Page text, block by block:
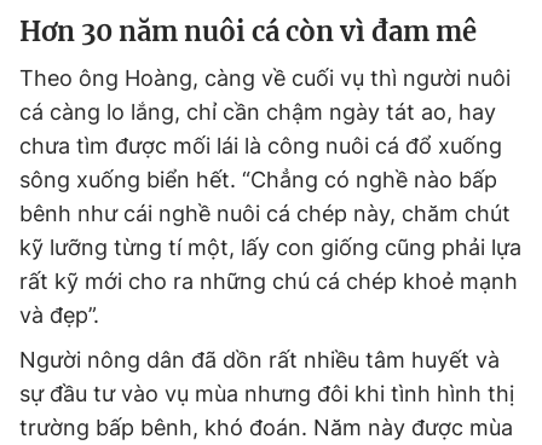
Hơn 30 năm nuôi cá còn vì đam mê
Theo ông Hoàng, càng về cuối vụ thì người nuôi
cá càng lo lắng, chỉ cần chậm ngày tát ao, hay
chưa tìm được mối lái là công nuôi cá đổ xuống
sông xuống biển hết. “Chẳng có nghề nào bấp
bênh như cái nghề nuôi cá chép này, chăm chút
kỹ lưỡng từng tí một, lấy con giống cũng phải lựa
rất kỹ mới cho ra những chú cá chép khoẻ mạnh
và đẹp”.
Người nông dân đã dồn rất nhiều tâm huyết và
sự đầu tư vào vụ mùa nhưng đôi khi tình hình thị
trường bấp bênh, khó đoán. Năm này được mùa